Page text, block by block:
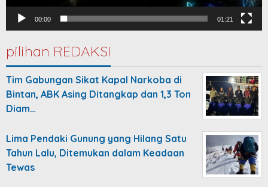
00:00 01:21
pilihan REDAKSI
Tim Gabungan Sikat Kapal Narkoba di
Bintan, ABK Asing Ditangkap dan 1,3 Ton
Diam…
Lima Pendaki Gunung yang Hilang Satu
Tahun Lalu, Ditemukan dalam Keadaan
Tewas